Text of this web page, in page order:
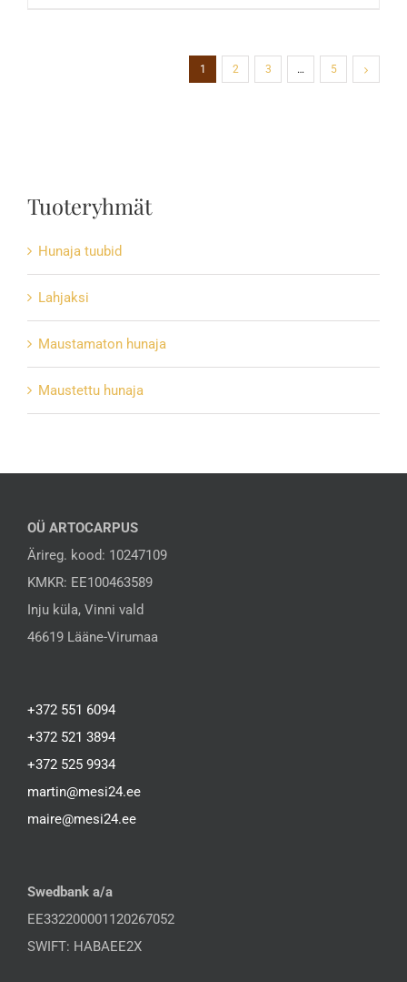
1 2 3 … 5
Tuoteryhmät
Hunaja tuubid
Lahjaksi
Maustamaton hunaja
Maustettu hunaja
OÜ ARTOCARPUS
Ärireg. kood: 10247109
KMKR: EE100463589
Inju küla, Vinni vald
46619 Lääne-Virumaa
+372 551 6094
+372 521 3894
+372 525 9934
martin@mesi24.ee
maire@mesi24.ee
Swedbank a/a
EE332200001120267052
SWIFT: HABAEE2X